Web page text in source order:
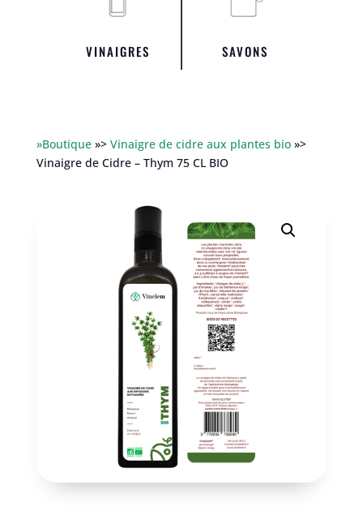
VINAIGRES SAVONS
»Boutique»> Vinaigre de cidre aux plantes bio»>
Vinaigre de Cidre – Thym 75 CL BIO